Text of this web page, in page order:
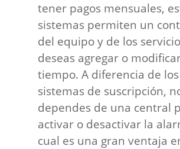
tener pagos mensuales,
sistemas permiten un
del equipo y de los
deseas agregar o
tiempo. A diferencia de los
sistemas de suscripción,
dependes de una central
activar o desactivar la
cual es una gran ventaja